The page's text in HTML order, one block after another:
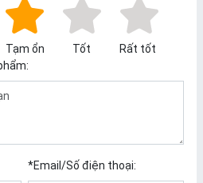
Tạm ổn Tốt
Rất tốt
*Email/Số điện thoại: